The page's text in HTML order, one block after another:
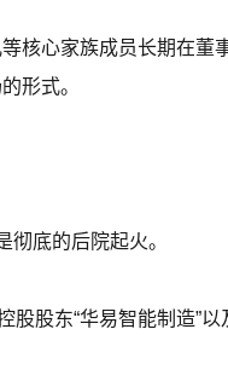
核心家族成员长期在
形式。
底的后院起火。
股东“华易智能制造”